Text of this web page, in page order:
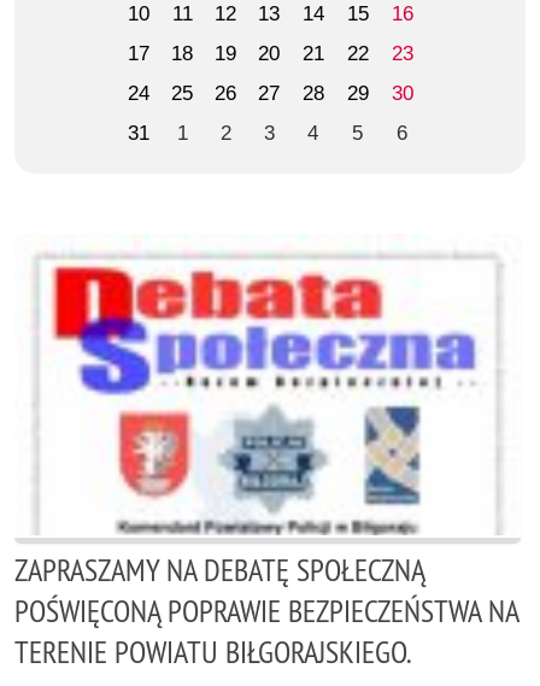
10
11 12 13 14 15
16
17
18 19 20 21 22
23
24
25 26 27 28 29
30
31
1 2 3 4 5 6
ZAPRASZAMY NA DEBATĘ SPOŁECZNĄ
POŚWIĘCONĄ POPRAWIE BEZPIECZEŃSTWA NA
TERENIE POWIATU BIŁGORAJSKIEGO.